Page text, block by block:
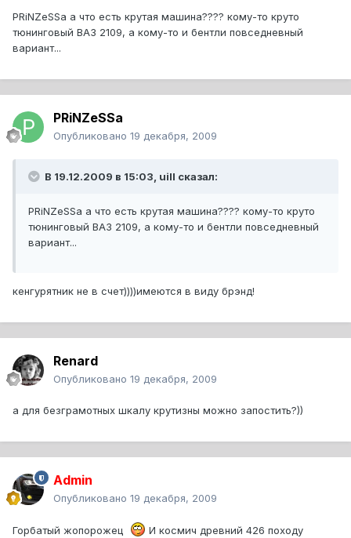
PRiNZeSSa а что есть крутая машина???? кому-то круто
тюнинговый ВАЗ 2109, а кому-то и бентли повседневный
вариант...
PRiNZeSSa
Опубликовано 19 декабря, 2009
В 19.12.2009 в 15:03, uill сказал:
PRiNZeSSa а что есть крутая машина???? кому-то круто
тюнинговый ВАЗ 2109, а кому-то и бентли повседневный
вариант...
кенгурятник не в счет))))имеются в виду брэнд!
Renard
Опубликовано 19 декабря, 2009
а для безграмотных шкалу крутизны можно запостить?))
Admin
Опубликовано 19 декабря, 2009
Горбатый жопорожец И космич древний 426 походу